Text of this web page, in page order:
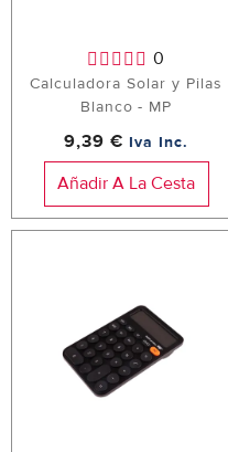
0
Calculadora Solar y Pilas
Blanco - MP
9,39 € Iva Inc.
Añadir A La Cesta